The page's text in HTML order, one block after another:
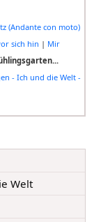
(Andante con moto)
sich hin | Mir
- Ich und die Welt -
Welt